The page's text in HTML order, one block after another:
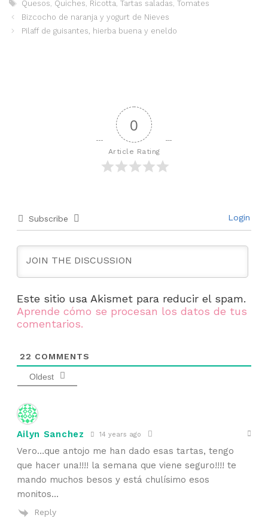
Quesos, Quiches, Ricotta, Tartas saladas, Tomates
Bizcocho de naranja y yogurt de Nieves
Pilaff de guisantes, hierba buena y eneldo
0
Article Rating
Subscribe Login
Este sitio usa Akismet para reducir el spam.
Aprende cómo se procesan los datos de tus
comentarios.
22 COMMENTS
Oldest
Ailyn Sanchez 14 years ago
Vero…que antojo me han dado esas tartas, tengo
que hacer una!!!! la semana que viene seguro!!!! te
mando muchos besos y está chulísimo esos
monitos…
Reply